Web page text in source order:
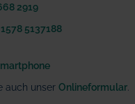
2919
1578 5137188
auch unser Onlineformular